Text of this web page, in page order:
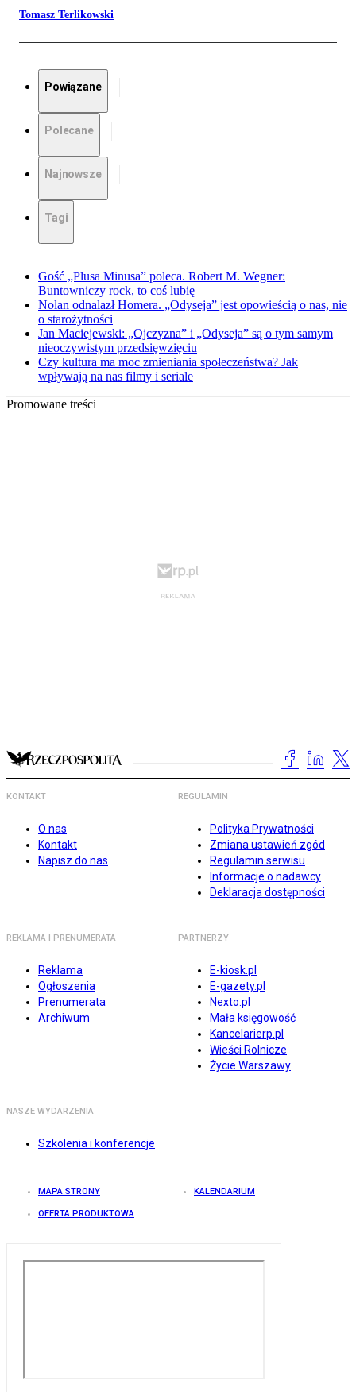
Tomasz Terlikowski
Powiązane
Polecane
Najnowsze
Tagi
Gość „Plusa Minusa” poleca. Robert M. Wegner:
Buntowniczy rock, to coś lubię
Nolan odnalazł Homera. „Odyseja” jest opowieścią o nas, nie
o starożytności
Jan Maciejewski: „Ojczyzna” i „Odyseja” są o tym samym
nieoczywistym przedsięwzięciu
Czy kultura ma moc zmieniania społeczeństwa? Jak
wpływają na nas filmy i seriale
Promowane treści
KONTAKT
O nas
Kontakt
Napisz do nas
REGULAMIN
Polityka Prywatności
Zmiana ustawień zgód
Regulamin serwisu
Informacje o nadawcy
Deklaracja dostępności
REKLAMA I PRENUMERATA
Reklama
Ogłoszenia
Prenumerata
Archiwum
PARTNERZY
E-kiosk.pl
E-gazety.pl
Nexto.pl
Mała księgowość
Kancelarierp.pl
Wieści Rolnicze
Życie Warszawy
NASZE WYDARZENIA
Szkolenia i konferencje
MAPA STRONY KALENDARIUM
OFERTA PRODUKTOWA